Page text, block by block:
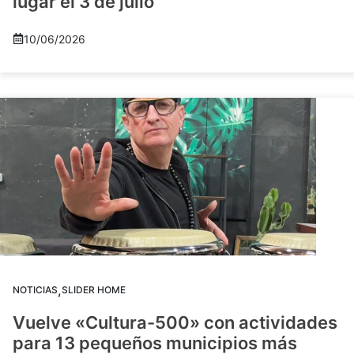
10/06/2026
NOTICIAS,SLIDER HOME
Vuelve «Cultura-500» con actividades
para 13 pequeños municipios más